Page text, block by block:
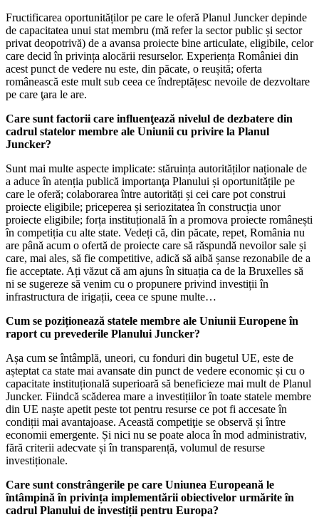
Fructificarea oportunităților pe care le oferă Planul Juncker depinde
de capacitatea unui stat membru (mă refer la sector public și sector
privat deopotrivă) de a avansa proiecte bine articulate, eligibile, celor
care decid în privința alocării resurselor. Experiența României din
acest punct de vedere nu este, din păcate, o reușită; oferta
românească este mult sub ceea ce îndreptățesc nevoile de dezvoltare
pe care ţara le are.
Care sunt factorii care influenţează nivelul de dezbatere din
cadrul statelor membre ale Uniunii cu privire la Planul
Juncker?
Sunt mai multe aspecte implicate: stăruința autorităților naționale de
a aduce în atenția publică importanţa Planului și oportunitățile pe
care le oferă; colaborarea între autorități și cei care pot construi
proiecte eligibile; priceperea și seriozitatea în construcția unor
proiecte eligibile; forța instituțională în a promova proiecte românești
în competiția cu alte state. Vedeți că, din păcate, repet, România nu
are până acum o ofertă de proiecte care să răspundă nevoilor sale și
care, mai ales, să fie competitive, adică să aibă șanse rezonabile de a
fie acceptate. Ați văzut că am ajuns în situația ca de la Bruxelles să
ni se sugereze să venim cu o propunere privind investiții în
infrastructura de irigații, ceea ce spune multe…
Cum se poziționează statele membre ale Uniunii Europene în
raport cu prevederile Planului Juncker?
Așa cum se întâmplă, uneori, cu fonduri din bugetul UE, este de
așteptat ca state mai avansate din punct de vedere economic și cu o
capacitate instituțională superioară să beneficieze mai mult de Planul
Juncker. Fiindcă scăderea mare a investițiilor în toate statele membre
din UE naște apetit peste tot pentru resurse ce pot fi accesate în
condiții mai avantajoase. Această competiţie se observă și între
economii emergente. Și nici nu se poate aloca în mod administrativ,
fără criterii adecvate și în transparență, volumul de resurse
investiționale.
Care sunt constrângerile pe care Uniunea Europeană le
întâmpină în privința implementării obiectivelor urmărite în
cadrul Planului de investiții pentru Europa?